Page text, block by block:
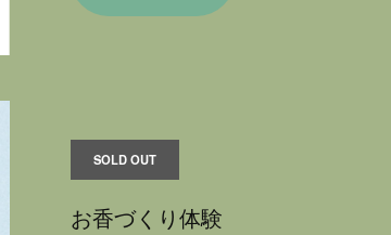
SOLD OUT
お香づくり体験